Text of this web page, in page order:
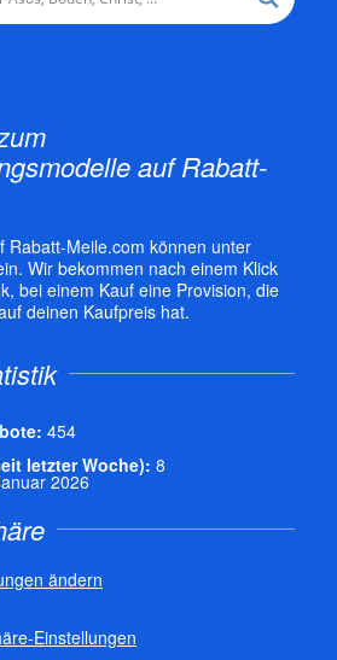
auf Rabatt-
Rabatt-Meile.com können unter
Wir bekommen nach einem Klick
bei einem Kauf eine Provision, die
deinen Kaufpreis hat.
454
letzter Woche): 8
2026
ändern
Einstellungen